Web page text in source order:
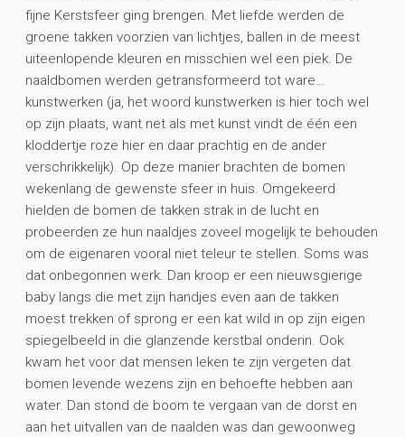
fijne Kerstsfeer ging brengen. Met liefde werden de
groene takken voorzien van lichtjes, ballen in de meest
uiteenlopende kleuren en misschien wel een piek. De
naaldbomen werden getransformeerd tot ware…
kunstwerken (ja, het woord kunstwerken is hier toch wel
op zijn plaats, want net als met kunst vindt de één een
kloddertje roze hier en daar prachtig en de ander
verschrikkelijk). Op deze manier brachten de bomen
wekenlang de gewenste sfeer in huis. Omgekeerd
hielden de bomen de takken strak in de lucht en
probeerden ze hun naaldjes zoveel mogelijk te behouden
om de eigenaren vooral niet teleur te stellen. Soms was
dat onbegonnen werk. Dan kroop er een nieuwsgierige
baby langs die met zijn handjes even aan de takken
moest trekken of sprong er een kat wild in op zijn eigen
spiegelbeeld in die glanzende kerstbal onderin. Ook
kwam het voor dat mensen leken te zijn vergeten dat
bomen levende wezens zijn en behoefte hebben aan
water. Dan stond de boom te vergaan van de dorst en
aan het uitvallen van de naalden was dan gewoonweg